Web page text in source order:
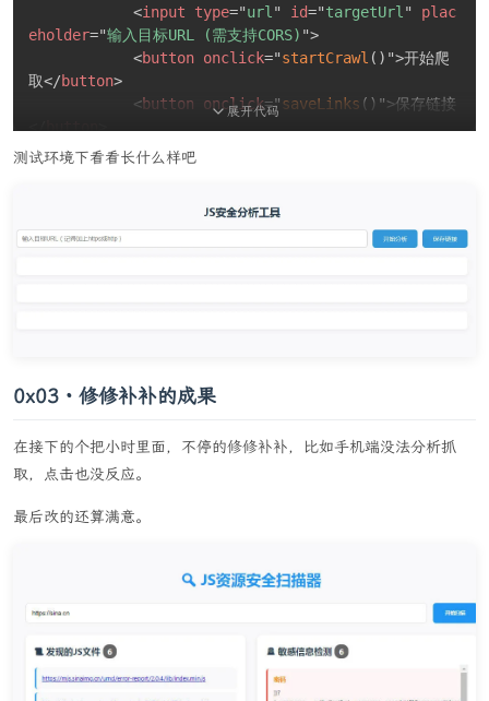
<input type="url" id="targetUrl"
plac
eholder="输入目标URL (需支持CORS) ">
<button onclick="startCrawl ( ) ">开始爬
取</button>
<button onclick=" saveLinks ( ) ">保存链接
</button>
</div>
js.js"></script
</body>
展开代码
测试环境下看看长什么样吧
0x03・修修补补的成果
在接下的个把小时里面，不停的修修补补，比如手机端没法分析抓
取，点击也没反应。
最后改的还算满意。